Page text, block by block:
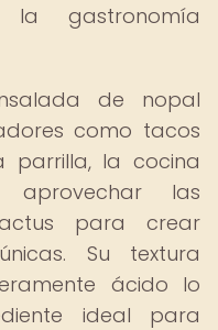
gastronomía
de nopal
como tacos
la cocina
las
para crear
Su textura
ácido lo
ideal para